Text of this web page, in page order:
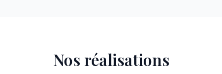
Nos réalisations